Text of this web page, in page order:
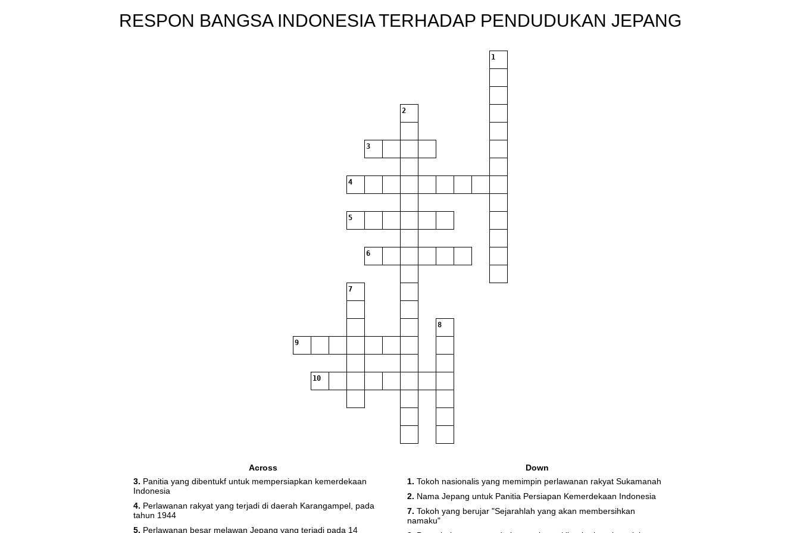
RESPON BANGSA INDONESIA TERHADAP PENDUDUKAN JEPANG
1
2
3
4
5
6
7
8
9
10
Across
3. Panitia yang dibentukf untuk mempersiapkan kemerdekaan
Indonesia
4. Perlawanan rakyat yang terjadi di daerah Karangampel, pada
tahun 1944
5. Perlawanan besar melawan Jepang yang terjadi pada 14
Down
1. Tokoh nasionalis yang memimpin perlawanan rakyat Sukamanah
2. Nama Jepang untuk Panitia Persiapan Kemerdekaan Indonesia
7. Tokoh yang berujar "Sejarahlah yang akan membersihkan
namaku"